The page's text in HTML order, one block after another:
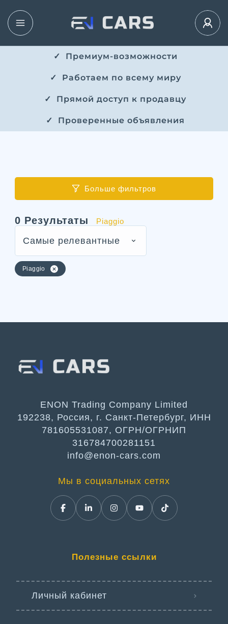
✓ ​​ Премиум-возможности
✓ ​ Работаем по всему миру
✓ ​ Прямой доступ к продавцу
✓ ​ Проверенные объявления
Больше фильтров
0 Результаты Piaggio
Самые релевантные
Piaggio
ENON Trading Company Limited
192238, Россия, г. Санкт-Петербург, ИНН
781605531087, ОГРН/ОГРНИП
316784700281151
info@enon-cars.com
Мы в социальных сетях
Полезные ссылки
Личный кабинет